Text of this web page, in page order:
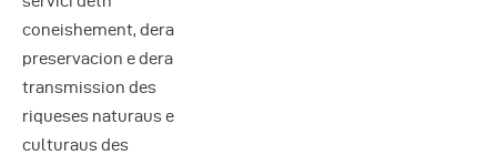
coneishement, dera
preservacion e dera
transmission des
riqueses naturaus e
culturaus des